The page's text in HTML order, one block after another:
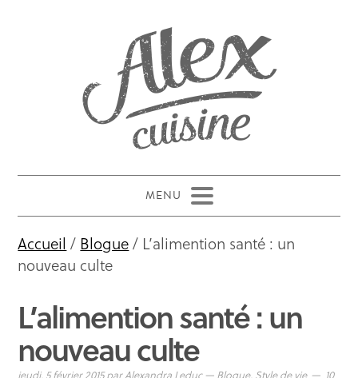
Accueil / Blogue/ L’alimention santé : un
nouveau culte
L’alimention santé : un
nouveau culte
jeudi, 5 février 2015parAlexandra Leduc — Blogue, Style de vie 10